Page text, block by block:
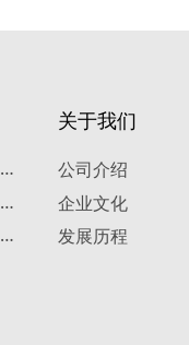
雷
圭蒂系统门窗五金
代
理国际品牌五金
门
窗五金资料下载
公司介绍
企业文化
发展历程
关于我们